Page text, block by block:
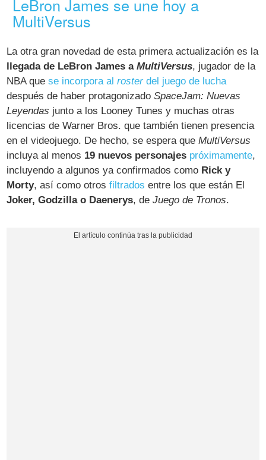
LeBron James se une hoy a
MultiVersus
La otra gran novedad de esta primera actualización es la
llegada de LeBron James aMultiVersus, jugador de la
NBA quese incorpora alrosterdel juego de lucha
después de haber protagonizadoSpaceJam: Nuevas
Leyendas junto a los Looney Tunes y muchas otras
licencias de Warner Bros. que también tienen presencia
en el videojuego. De hecho, se espera queMultiVersus
incluya al menos 19 nuevos personajes próximamente,
incluyendo a algunos ya confirmados como Rick y
Morty, así como otrosfiltrados entre los que están El
Joker, Godzilla o Daenerys, deJuego de Tronos.